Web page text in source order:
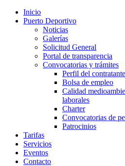
Inicio
Puerto Deportivo
Noticias
Galerías
Solicitud General
Portal de transparencia
Convocatorias y trámites
Perfil del contratante
Bolsa de empleo
Calidad
laborales
Charter
Convocatorias de
Patrocinios
Tarifas
Servicios
Eventos
Contacto